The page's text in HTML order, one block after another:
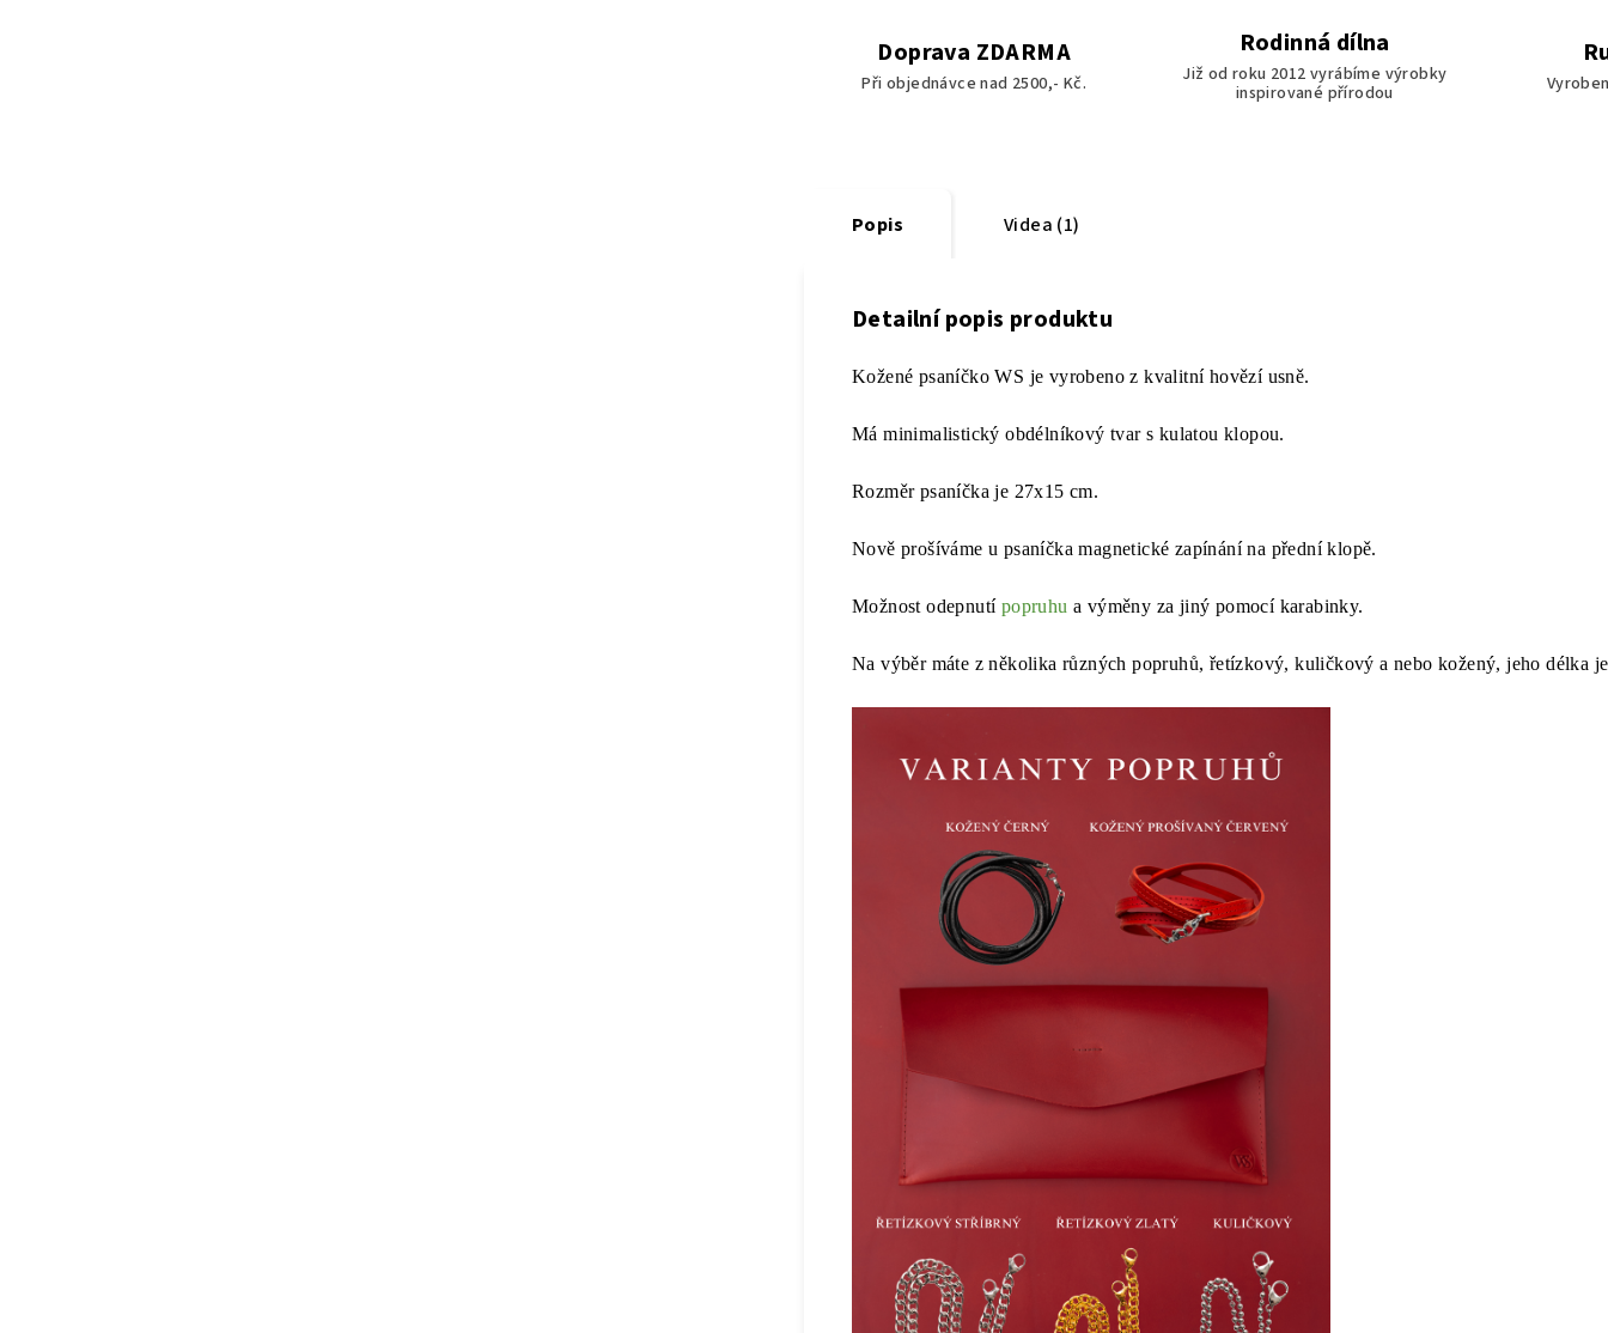
Doprava ZDARMA
Při objednávce nad 2500,- Kč.
Rodinná dílna
Již od roku 2012 vyrábíme výrobky
inspirované přírodou
Popis Videa (1)
Detailní popis produktu
Kožené psaníčko WS je vyrobeno z kvalitní hovězí usně.
Má minimalistický obdélníkový tvar s kulatou klopou.
Rozměr psaníčka je 27x15 cm.
Nově prošíváme u psaníčka magnetické zapínání na přední klopě.
Možnost odepnutí popruhu a výměny za jiný pomocí karabinky.
Na výběr máte z několika různých popruhů, řetízkový, kuličkový a nebo kožený, jeho délka